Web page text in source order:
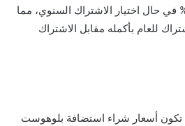
تصل إلى 60-70% في حال اختيار الاشتراك السنوي، مما
للعام بأكمله مقابل الاشتراك
تكون أسعار شراء استضافة بلوهوست